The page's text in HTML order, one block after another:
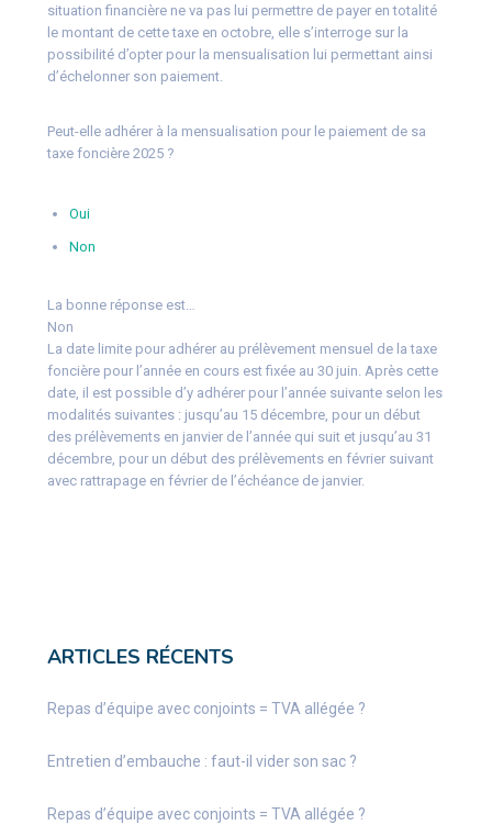
situation financière ne va pas lui permettre de payer en totalité
le montant de cette taxe en octobre, elle s’interroge sur la
possibilité d’opter pour la mensualisation lui permettant ainsi
d’échelonner son paiement.
Peut-elle adhérer à la mensualisation pour le paiement de sa
taxe foncière 2025 ?
Oui
Non
La bonne réponse est…
Non
La date limite pour adhérer au prélèvement mensuel de la taxe
foncière pour l’année en cours est fixée au 30 juin. Après cette
date, il est possible d’y adhérer pour l’année suivante selon les
modalités suivantes : jusqu’au 15 décembre, pour un début
des prélèvements en janvier de l’année qui suit et jusqu’au 31
décembre, pour un début des prélèvements en février suivant
avec rattrapage en février de l’échéance de janvier.
ARTICLES RÉCENTS
Repas d’équipe avec conjoints = TVA allégée ?
Entretien d’embauche : faut-il vider son sac ?
Repas d’équipe avec conjoints = TVA allégée ?